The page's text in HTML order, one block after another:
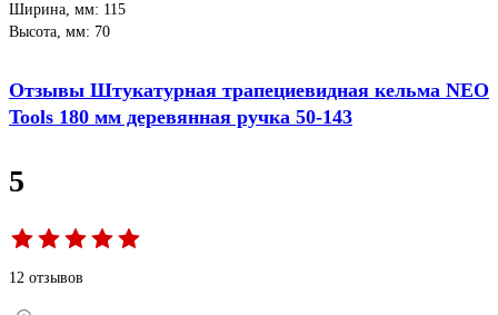
Ширина, мм: 115
Высота, мм: 70
Отзывы Штукатурная трапециевидная кельма NEO
Tools 180 мм деревянная ручка 50-143
5
12 отзывов